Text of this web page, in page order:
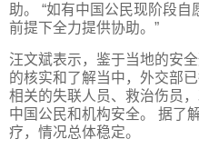
助。 “如有中国公民现阶段
前提下全力提供协助。”
汪文斌表示，鉴于当地的安
的核实和了解当中，外交部
相关的失联人员、救治伤员
中国公民和机构安全。 据了
疗，情况总体稳定。